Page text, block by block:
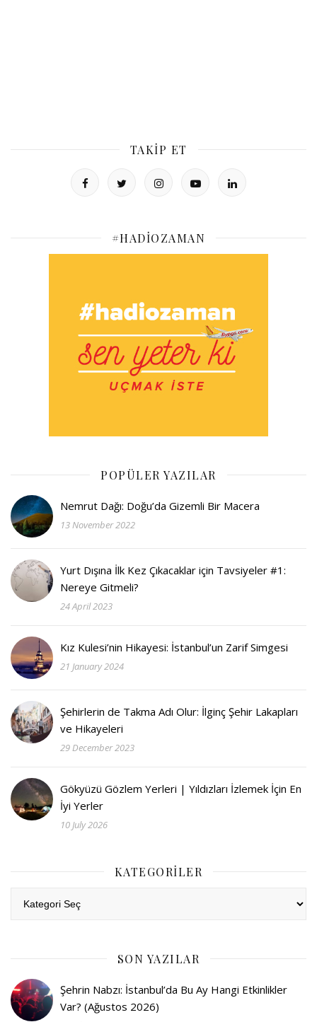
TAKIP ET
#HADIOZAMAN
POPÜLER YAZILAR
Nemrut Dağı: Doğu’da Gizemli Bir Macera
13 November 2022
Yurt Dışına İlk Kez Çıkacaklar için Tavsiyeler #1:
Nereye Gitmeli?
24 April 2023
Kız Kulesi’nin Hikayesi: İstanbul’un Zarif Simgesi
21 January 2024
Şehirlerin de Takma Adı Olur: İlginç Şehir Lakapları
ve Hikayeleri
29 December 2023
Gökyüzü Gözlem Yerleri | Yıldızları İzlemek İçin En
İyi Yerler
10 July 2026
KATEGORILER
SON YAZILAR
Şehrin Nabzı: İstanbul’da Bu Ay Hangi Etkinlikler
Var? (Ağustos 2026)